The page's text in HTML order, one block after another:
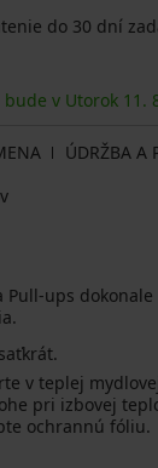
do 30 dní
v Utorok 11.
ÚDRŽBA A
ups
v teplej
pri izbovej
ochrannú fóliu.